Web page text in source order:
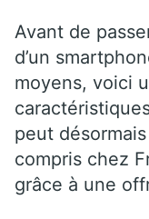
Avant de
d’un
moyens, voici
peut
compris chez
grâce à une